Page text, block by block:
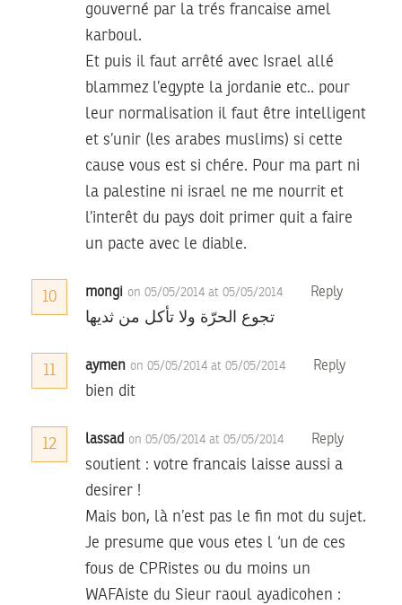
gouverné par la trés francaise amel
karboul.
Et puis il faut arrêté avec Israel allé
blammez l’egypte la jordanie etc.. pour
leur normalisation il faut être intelligent
et s’unir (les arabes muslims) si cette
cause vous est si chére. Pour ma part ni
la palestine ni israel ne me nourrit et
l’interêt du pays doit primer quit a faire
un pacte avec le diable.
10 mongi on 05/05/2014 at 05/05/2014 Reply
تجوع الحرّة ولا تأكل من ثديها
11 aymen on 05/05/2014 at 05/05/2014 Reply
bien dit
12 lassad on 05/05/2014 at 05/05/2014 Reply
soutient : votre francais laisse aussi a
desirer !
Mais bon, là n’est pas le fin mot du sujet.
Je presume que vous etes l ‘un de ces
fous de CPRistes ou du moins un
WAFAiste du Sieur raoul ayadicohen :